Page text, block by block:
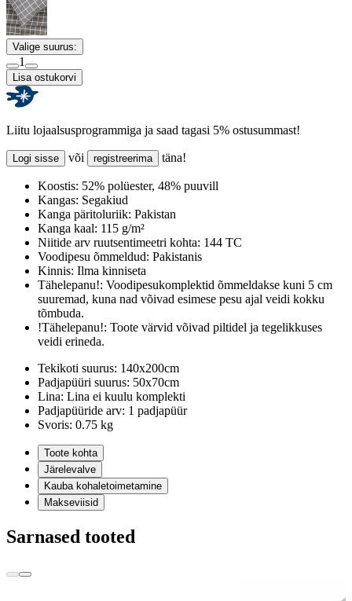
Valige suurus:
1
Lisa ostukorvi
Liitu lojaalsusprogrammiga ja saad tagasi 5% ostusummast!
Logi sisse või registreerima täna!
Koostis: 52% polüester, 48% puuvill
Kangas: Segakiud
Kanga päritoluriik: Pakistan
Kanga kaal: 115 g/m²
Niitide arv ruutsentimeetri kohta: 144 TC
Voodipesu õmmeldud: Pakistanis
Kinnis: Ilma kinniseta
Tähelepanu!: Voodipesukomplektid õmmeldakse kuni 5 cm
suuremad, kuna nad võivad esimese pesu ajal veidi kokku
tõmbuda.
!Tähelepanu!: Toote värvid võivad piltidel ja tegelikkuses
veidi erineda.
Tekikoti suurus: 140x200cm
Padjapüüri suurus: 50x70cm
Lina: Lina ei kuulu komplekti
Padjapüüride arv: 1 padjapüür
Svoris: 0.75 kg
Toote kohta
Järelevalve
Kauba kohaletoimetamine
Makseviisid
Sarnased tooted